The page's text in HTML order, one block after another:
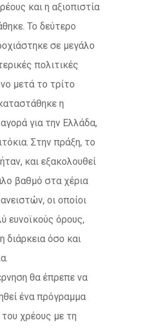
και η αξιοπιστία
Το δεύτερο
σε μεγάλο
πολιτικές
μετά το τρίτο
η
για την Ελλάδα,
Στην πράξη, το
και εξακολουθεί
βαθμό στα χέρια
οι οποίοι
ευνοϊκούς όρους,
όσο και
θα έπρεπε να
ένα πρόγραμμα
χρέους με τη